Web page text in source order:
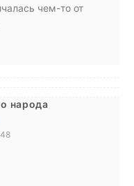
чем-то от
народа